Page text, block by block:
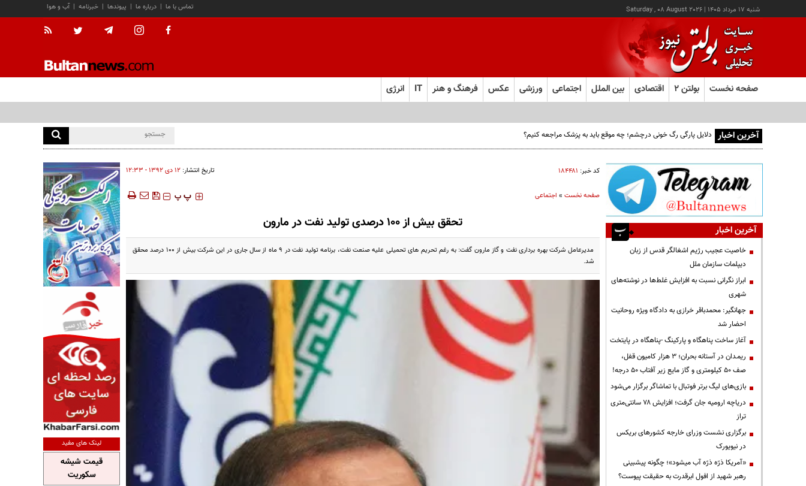
شنبه ۱۷ مرداد ۱۴۰۵ |
Saturday , 08 August 2026 آب و هوا | خبرنامه | پیوندها | درباره ما | تماس با ما
صفحه نخست بولتن ۲ اقتصادی بین الملل اجتماعی ورزشی عکس فرهنگ و هنر IT انرژی
آخرین اخبار دلایل پارگی رگ خونی درچشم؛ چه موقع باید به پزشک مراجعه کنیم؟
کد خبر: ۱۸۴۴۸۱ تاریخ انتشار: ۱۲ دی ۱۳۹۲ - ۱۲:۳۳
صفحه نخست» اجتماعی ‍‍‍ پ پ
تحقق بیش از 100 درصدی تولید نفت در مارون
مدیرعامل شرکت بهره برداری نفت و گاز مارون گفت: به رغم تحریم های تحمیلی علیه صنعت نفت، برنامه تولید نفت در 9 ماه از سال جاری در این شرکت بیش از 100 درصد محقق
شد.
آخرین اخبار
خاصیت عجیب رژیم اشغالگر قدس از زبان
دیپلمات سازمان ملل
ابراز نگرانی نسبت به افزایش غلط‌ها در نوشته‌های
شهری
جهانگیر: محمدباقر خرازی به دادگاه ویژه روحانیت
احضار شد
آغاز ساخت پناهگاه و پارکینگ -پناهگاه در پایتخت
ریمـدان در آستانه بحران؛ ۳ هزار کامیون قفل،
صف ۵۰ کیلومتری و گاز مایع زیر آفتاب ۵۰ درجه!
بازی‌های لیگ برتر فوتبال با تماشاگر برگزار می‌شود
دریاچه ارومیه جان گرفت؛ افزایش ۷۸ سانتی‌متری
تراز
برگزاری نشست وزرای خارجه کشورهای بریکس
در نیویورک
«آمریکا ذرّه ذرّه آب میشود»؛ چگونه پیشبینی
رهبر شهید از افول ابرقدرت به حقیقت پیوست؟
لینک های مفید
قیمت شیشه
سکوریت